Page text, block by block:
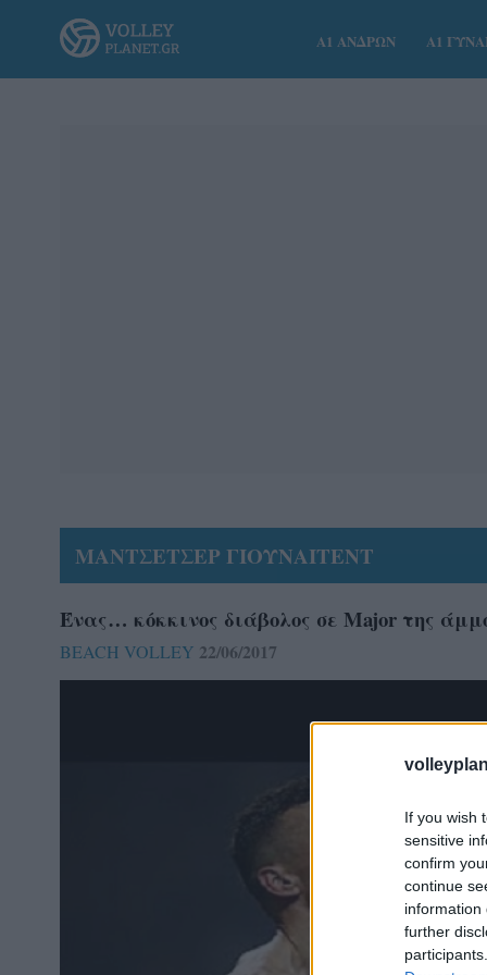
If you wish
sensitive
confirm
continue
information
further
Α1 ΑΝΔΡΩΝ Α1
ΜΑΝΤΣΕΤΣΕΡ ΓΙΟΥΝΑΙΤΕΝΤ
Ένας… κόκκινος διάβολος σε Major της
BEACH VOLLEY 22/06/2017